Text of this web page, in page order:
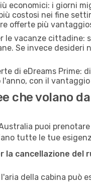
economici: i giorni
costosi nei fine
offerte più
le vacanze
Se invece desideri
di eDreams Prime:
con il
che volano
puoi
tutte le tue
la cancellazione del
l'aria della cabina può